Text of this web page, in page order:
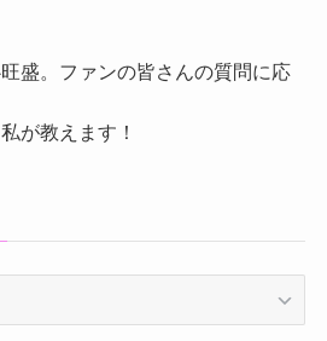
盛。ファンの皆さんの質問に応
が教えます！